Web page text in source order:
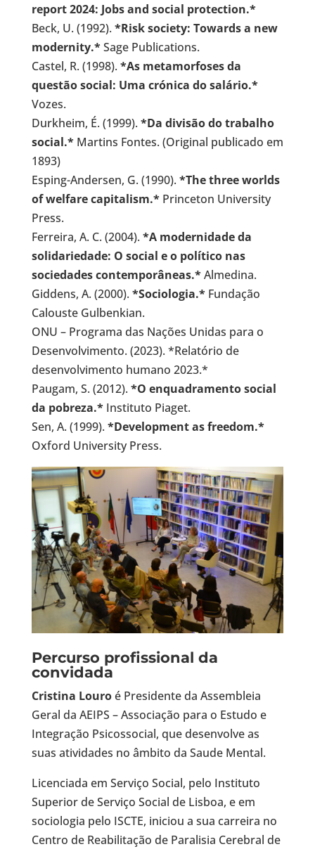
report 2024: Jobs and social protection.*
Beck, U. (1992). *Risk society: Towards a new
modernity.*Sage Publications.
Castel, R. (1998). *As metamorfoses da
questão social: Uma crónica do salário.*
Vozes.
Durkheim, É. (1999). *Da divisão do trabalho
social.*Martins Fontes. (Original publicado em
1893)
Esping-Andersen, G. (1990). *The three worlds
of welfare capitalism.*Princeton University
Press.
Ferreira, A. C. (2004). *A modernidade da
solidariedade: O social e o político nas
sociedades contemporâneas.*Almedina.
Giddens, A. (2000). *Sociologia.*Fundação
Calouste Gulbenkian.
ONU – Programa das Nações Unidas para o
Desenvolvimento. (2023). *Relatório de
desenvolvimento humano 2023.*
Paugam, S. (2012). *O enquadramento social
da pobreza.*Instituto Piaget.
Sen, A. (1999). *Development as freedom.*
Oxford University Press.
Percurso profissional da
convidada
Cristina Louroé Presidente da Assembleia
Geral da AEIPS – Associação para o Estudo e
Integração Psicossocial, que desenvolve as
suas atividades no âmbito da Saude Mental.
Licenciada em Serviço Social, pelo Instituto
Superior de Serviço Social de Lisboa, e em
sociologia pelo ISCTE, iniciou a sua carreira no
Centro de Reabilitação de Paralisia Cerebral de